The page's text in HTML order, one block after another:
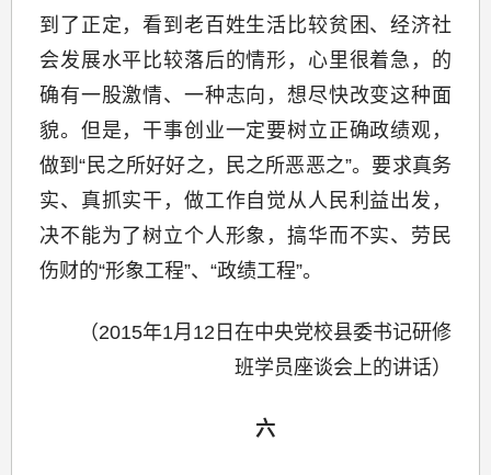
到了正定，看到老百姓生活比较贫困、经济社
会发展水平比较落后的情形，心里很着急，的
确有一股激情、一种志向，想尽快改变这种面
貌。但是，干事创业一定要树立正确政绩观，
做到“民之所好好之，民之所恶恶之”。要求真务
实、真抓实干，做工作自觉从人民利益出发，
决不能为了树立个人形象，搞华而不实、劳民
伤财的“形象工程”、“政绩工程”。
（2015年1月12日在中央党校县委书记研修
班学员座谈会上的讲话）
六